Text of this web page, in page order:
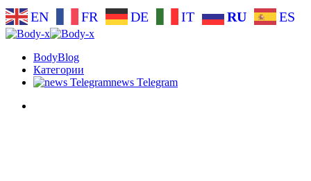
EN FR DE IT RU ES
BodyBlog
Категории
news Telegram